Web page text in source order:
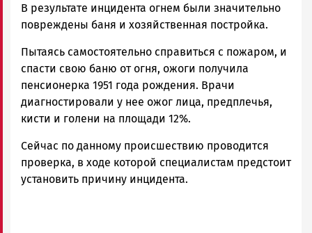
В результате инцидента огнем были значительно
повреждены баня и хозяйственная постройка.
Пытаясь самостоятельно справиться с пожаром, и
спасти свою баню от огня, ожоги получила
пенсионерка 1951 года рождения. Врачи
диагностировали у нее ожог лица, предплечья,
кисти и голени на площади 12%.
Сейчас по данному происшествию проводится
проверка, в ходе которой специалистам предстоит
установить причину инцидента.